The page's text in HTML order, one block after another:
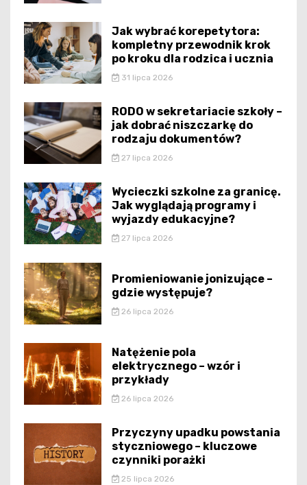
Jak wybrać korepetytora:
kompletny przewodnik krok
po kroku dla rodzica i ucznia
31 lipca 2026
RODO w sekretariacie szkoły –
jak dobrać niszczarkę do
rodzaju dokumentów?
27 lipca 2026
Wycieczki szkolne za granicę.
Jak wyglądają programy i
wyjazdy edukacyjne?
27 lipca 2026
Promieniowanie jonizujące –
gdzie występuje?
26 lipca 2026
Natężenie pola
elektrycznego – wzór i
przykłady
26 lipca 2026
Przyczyny upadku powstania
styczniowego – kluczowe
czynniki porażki
25 lipca 2026